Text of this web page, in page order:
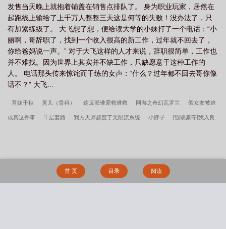
发售当天晚上就抱着铺盖在销售点排队了。 身为职业玩家，居然在
起跑线上输给了上千万人整整三天这是何等的失败！没办法了，只
有加紧练级了。 大飞想了想，便给读大学的小妹打了一个电话：“小
丽啊，哥辞职了，找到一个收入很高的新工作，过年就不回去了，
你给爸妈说一声。” 对于大飞这样的人才来说，辞职很简单，工作也
并不难找。因为世界上其实并不缺工作，只缺愿意干这种工作的
人。 电话那头传来惊诧而干练的女声：“什么？过年都不回去哥你像
话不？” 大飞...
吾妹千秋 灵儿（骨科） 这反派谁爱救谁救 网游之奇幻瓦罗兰 假女友被迫
成真这件事 千层套路 我方天师超度了无限流系统 小胖子 [强取豪夺]我入良
小风筝（校园1v1） 静音键与扩音器 久谋心动 被雌雄同体的世界爆炒了（玄
首 页 目录 阅读